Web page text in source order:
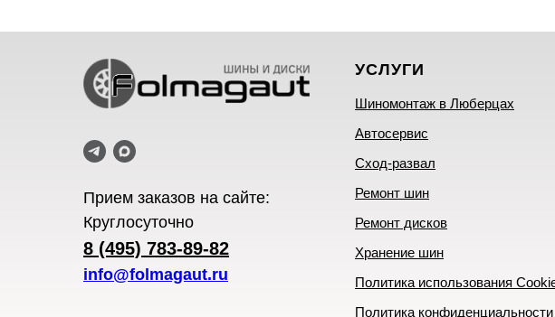
Прием заказов на сайте:
Круглосуточно
8 (495) 783-89-82
info@folmagaut.ru
УСЛУГИ
Шиномонтаж в Люберцах
Автосервис
Сход-развал
Ремонт шин
Ремонт дисков
Хранение шин
Политика использования
Политика конфиденциальности